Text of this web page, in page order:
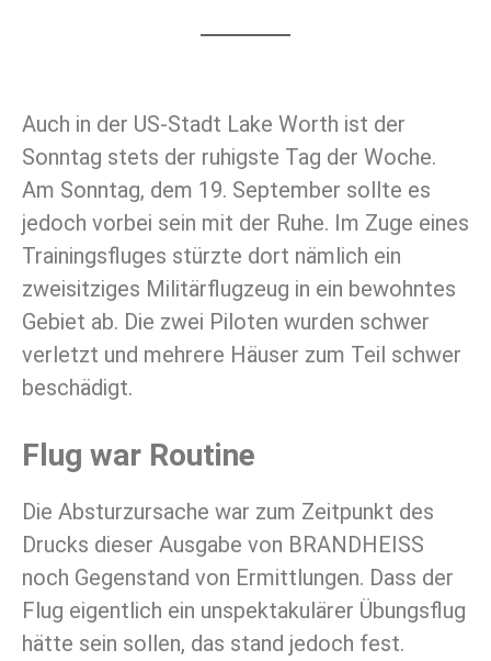
Auch in der US-Stadt Lake Worth ist der
Sonntag stets der ruhigste Tag der Woche.
Am Sonntag, dem 19. September sollte es
jedoch vorbei sein mit der Ruhe. Im Zuge eines
Trainingsfluges stürzte dort nämlich ein
zweisitziges Militärflugzeug in ein bewohntes
Gebiet ab. Die zwei Piloten wurden schwer
verletzt und mehrere Häuser zum Teil schwer
beschädigt.
Flug war Routine
Die Absturzursache war zum Zeitpunkt des
Drucks dieser Ausgabe von BRANDHEISS
noch Gegenstand von Ermittlungen. Dass der
Flug eigentlich ein unspektakulärer Übungsflug
hätte sein sollen, das stand jedoch fest.